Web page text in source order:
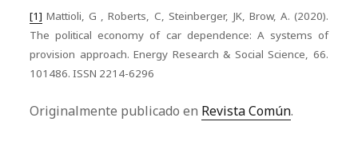
[1] Mattioli, G , Roberts, C, Steinberger, JK, Brow, A. (2020).
The political economy of car dependence: A systems of
provision approach. Energy Research & Social Science, 66.
101486. ISSN 2214-6296
Originalmente publicado en Revista Común.